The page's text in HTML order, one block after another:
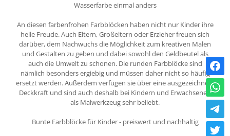
Wasserfarbe einmal anders
An diesen farbenfrohen Farbblöcken haben nicht nur Kinder ihre
helle Freude. Auch Eltern, Großeltern oder Erzieher freuen sich
darüber, dem Nachwuchs die Möglichkeit zum kreativen Malen
und Gestalten zu geben und dabei sowohl den Geldbeutel als
auch die Umwelt zu schonen. Die runden Farbblöcke sind
nämlich besonders ergiebig und müssen daher nicht so häufig
ersetzt werden. Außerdem verfügen sie über eine ausgezeichnete
Deckkraft und sind auch deshalb bei Kindern und Erwachsenen
als Malwerkzeug sehr beliebt.
Bunte Farbblöcke für Kinder - preiswert und nachhaltig